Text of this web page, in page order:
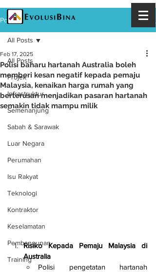
Post
All Posts
Projek
Infrastruktur
Semenanjung
Sabah & Sarawak
Luar Negara
Perumahan
Isu Rakyat
Teknologi
Kontraktor
Keselamatan
Pembangunan
Training
All Posts
Polisi baharu hartanah Australia boleh
memberi kesan negatif kepada pemaju
Malaysia, kenaikan harga rumah yang
berterusan menjadikan pasaran hartanah
semakin tidak mampu milik
Feb 17, 2025
Risiko Kepada Pemaju Malaysia di
Australia
Polisi pengetatan hartanah